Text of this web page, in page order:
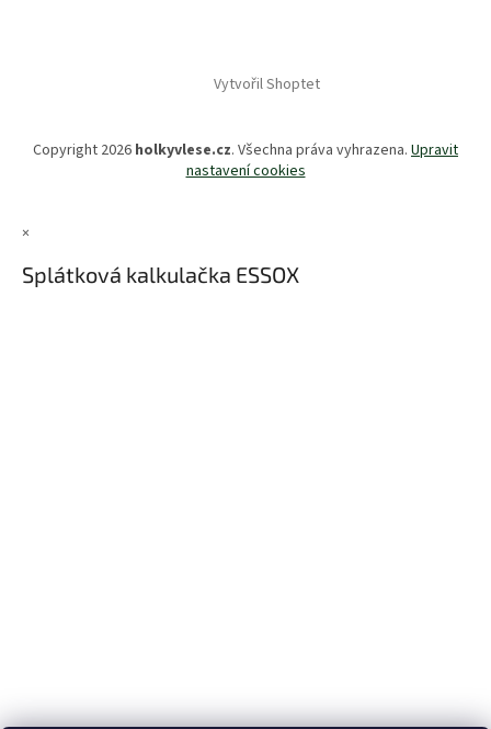
Vytvořil Shoptet
Copyright 2026 holkyvlese.cz. Všechna práva vyhrazena. Upravit
nastavení cookies
×
Splátková kalkulačka ESSOX